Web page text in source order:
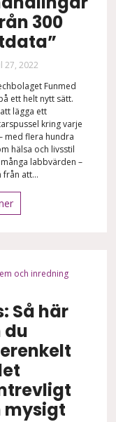
300
27, 2022
Funmed
ett helt nytt sätt.
lägga ett
kring varje
med flera hundra
hälsa och livsstil
labbvärden –
från att...
och inredning
Så här
du
mysigt